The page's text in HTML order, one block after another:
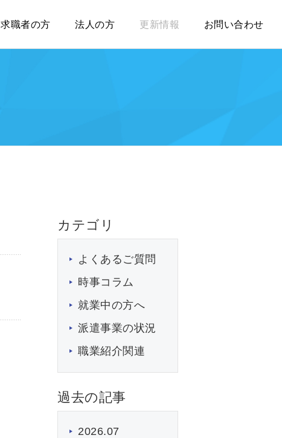
求職者の方 法人の方 更新情報 お問い合わせ
カテゴリ
よくあるご質問
時事コラム
就業中の方へ
派遣事業の状況
職業紹介関連
過去の記事
2026.07